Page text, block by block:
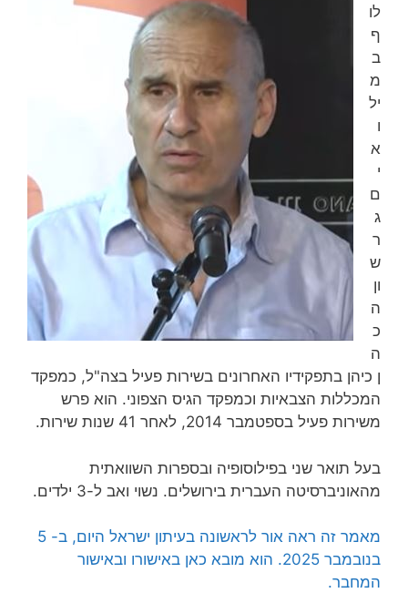
לו
ף
ב
מ
יל
ו
א
י
ם
ג
ר
ש
ון
ה
כ
ה
ן כיהן בתפקידיו האחרונים בשירות פעיל בצה"ל, כמפקד
המכללות הצבאיות וכמפקד הגיס הצפוני. הוא פרש
משירות פעיל בספטמבר 2014, לאחר 41 שנות שירות‏.
בעל תואר שני בפילוסופיה ובספרות השוואתית
מהאוניברסיטה העברית בירושלים. נשוי ואב ל-3 ילדים.
מאמר זה ראה אור לראשונה בעיתון ישראל היום, ב- 5
בנובמבר 2025. הוא מובא כאן באישורו ובאישור
המחבר.